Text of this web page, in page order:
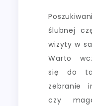
ślubnej
wizyty w
Warto
się do
zebranie
czy